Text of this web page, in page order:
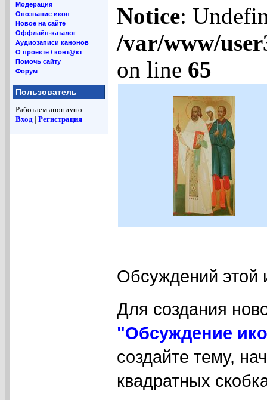
Модерация
Опознание икон
Новое на сайте
Оффлайн-каталог
Аудиозаписи канонов
О проекте / конт@кт
Помочь сайту
Форум
Пользователь
Работаем анонимно.
Вход | Регистрация
Notice:
/var/www/
on line 65
Обсуждений
Для создания
"Обсуждение
создайте тему,
квадратных